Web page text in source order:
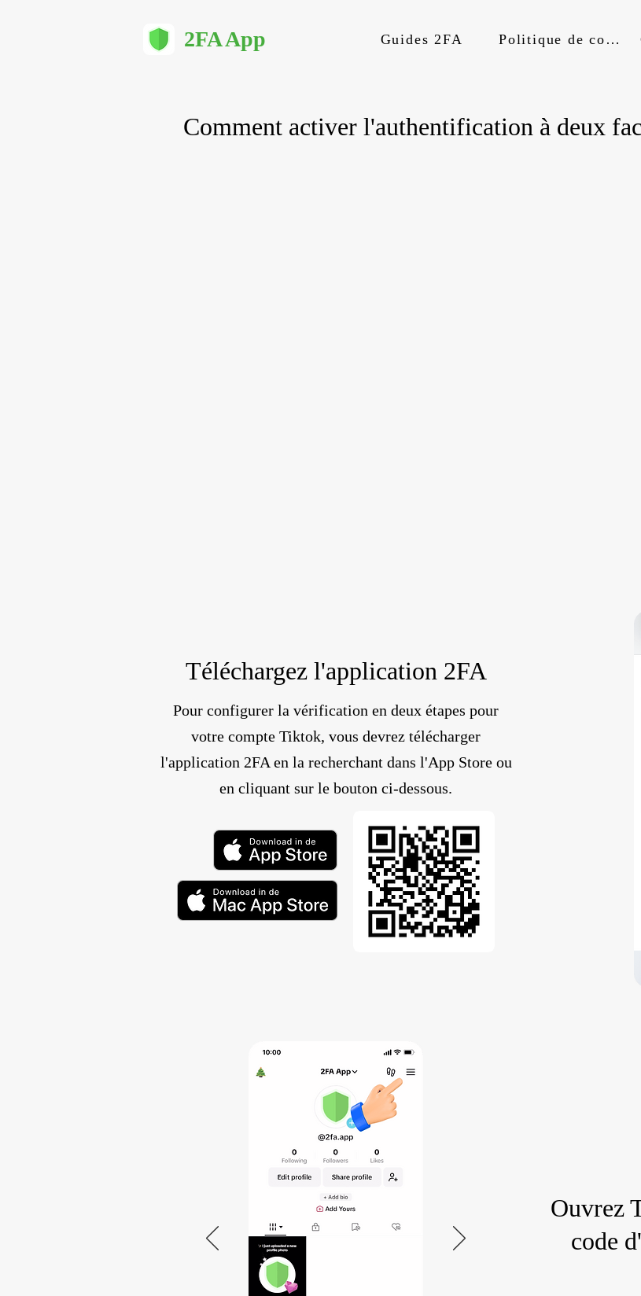
2FA App Guides 2FA Politique de confidentialité
Comment activer l'authentification à deux
Téléchargez l'application 2FA
Pour configurer la vérification en deux étapes pour
votre compte Tiktok, vous devrez télécharger
l'application 2FA en la recherchant dans l'App Store ou
en cliquant sur le bouton ci-dessous.
Ouvrez
code